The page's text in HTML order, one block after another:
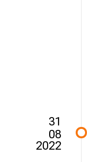
31
08
2022